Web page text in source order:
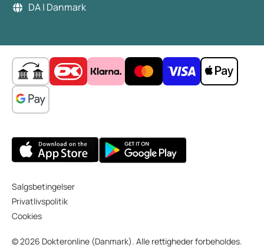
DA | Danmark
Salgsbetingelser
Privatlivspolitik
Cookies
© 2026 Dokteronline (Danmark). Alle rettigheder forbeholdes.